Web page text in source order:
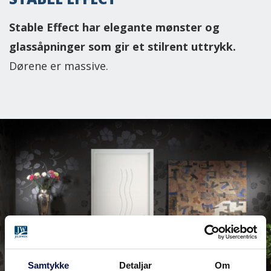
Samtykke Detaljar Om
Stable Effect har elegante mønster og
glassåpninger som gir et stilrent uttrykk.
Dørene er massive.